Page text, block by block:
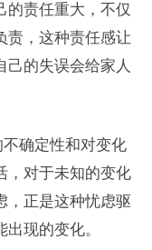
的责任重大，不仅
责，这种责任感让
己的失误会给家人
不确定性和对变化
，对于未知的变化
，正是这种忧虑驱
现的变化。